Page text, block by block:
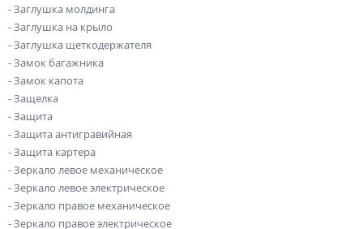
- Заглушка молдинга
- Заглушка на крыло
- Заглушка щеткодержателя
- Замок багажника
- Замок капота
- Защелка
- Защита
- Защита антигравийная
- Защита картера
- Зеркало левое механическое
- Зеркало левое электрическое
- Зеркало правое механическое
- Зеркало правое электрическое